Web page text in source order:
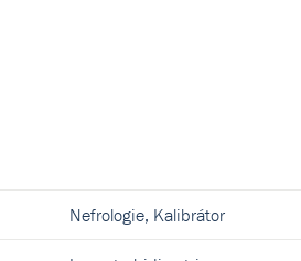
Nefrologie, Kalibrátor